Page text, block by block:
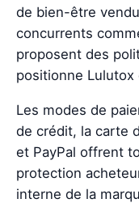
de bien-être
concurrents
proposent des
positionne Lulutox
Les modes de
de crédit, la carte
et PayPal offrent
protection
interne de la